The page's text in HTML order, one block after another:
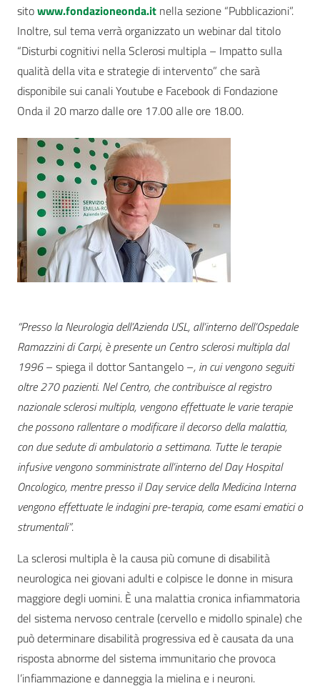
sitowww.fondazioneonda.it nella sezione “Pubblicazioni”.
Inoltre, sul tema verrà organizzato un webinar dal titolo
“Disturbi cognitivi nella Sclerosi multipla – Impatto sulla
qualità della vita e strategie di intervento” che sarà
disponibile sui canali Youtube e Facebook di Fondazione
Onda il 20 marzo dalle ore 17.00 alle ore 18.00.
“Presso la Neurologia dell’Azienda USL, all’interno dell’Ospedale
Ramazzini di Carpi, è presente un Centro sclerosi multipla dal
1996– spiega il dottor Santangelo –, in cui vengono seguiti
oltre 270 pazienti. Nel Centro, che contribuisce al registro
nazionale sclerosi multipla, vengono effettuate le varie terapie
che possono rallentare o modificare il decorso della malattia,
con due sedute di ambulatorio a settimana. Tutte le terapie
infusive vengono somministrate all’interno del Day Hospital
Oncologico, mentre presso il Day service della Medicina Interna
vengono effettuate le indagini pre-terapia, come esami ematici o
strumentali”.
La sclerosi multipla è la causa più comune di disabilità
neurologica nei giovani adulti e colpisce le donne in misura
maggiore degli uomini. È una malattia cronica infiammatoria
del sistema nervoso centrale (cervello e midollo spinale) che
può determinare disabilità progressiva ed è causata da una
risposta abnorme del sistema immunitario che provoca
l’infiammazione e danneggia la mielina e i neuroni.